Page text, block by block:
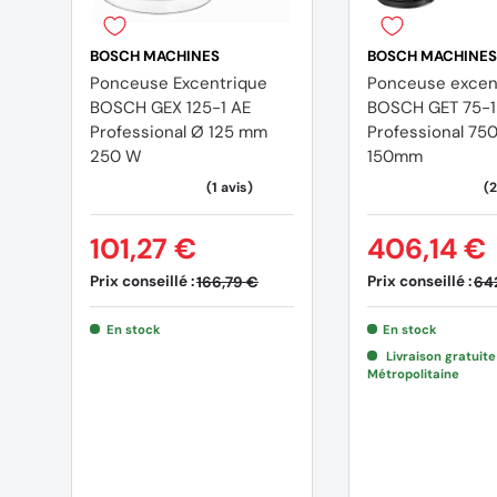
BOSCH MACHINES
Ponceuse Excentrique
BOSCH GEX 125-1 AE
Professional Ø 125 mm
250 W
Prix conseillé :166,79 €
101,27 €
En stock
BOSCH MACHINES
Ponceuse
BOSCH GET 75-
Professional
150mm
Prix conseillé :
406,14 €
En stock
Livraison
Métropolitaine